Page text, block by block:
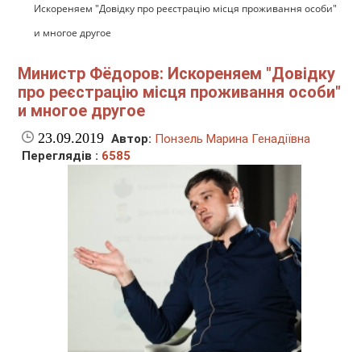
Искореняем "Довідку про реєстрацію місця проживання особи"
и многое другое
Министр Фёдоров: Искореняем "Довідку
про реєстрацію місця проживання особи"
и многое другое
23.09.2019 Автор: Понзель Марина Генадіївна
Переглядів : 6585